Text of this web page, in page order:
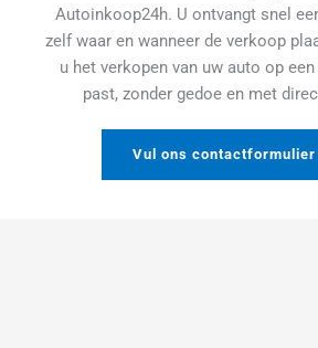
Autoinkoop24h. U ontvangt snel
zelf waar en wanneer de verkoop
u het verkopen van uw auto op
past, zonder gedoe en met
Vul ons contactformulier